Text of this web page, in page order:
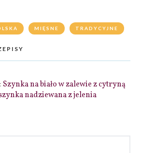
MIĘSNE TRADYCYJNE
Szynka na biało w zalewie z cytryną
nadziewana z jelenia